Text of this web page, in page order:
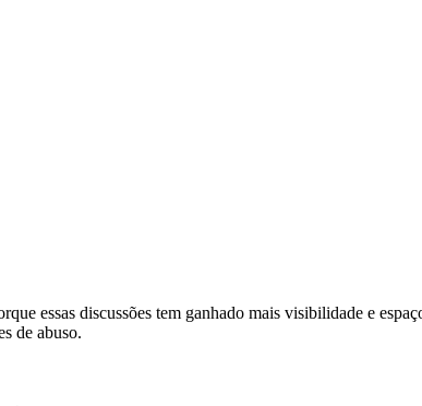
essas discussões tem ganhado mais visibilidade e
de abuso.